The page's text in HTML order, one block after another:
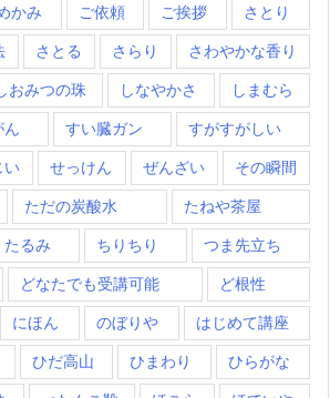
かみ ご依頼 ご挨拶 さとり
さとる さらり さわやかな香り
おみつの珠 しなやかさ しまむら
ん すい臓ガン すがすがしい
い せっけん ぜんざい その瞬間
ただの炭酸水 たねや茶屋
たるみ ちりちり つま先立ち
どなたでも受講可能 ど根性
にほん のぼりや はじめて講座
ひだ高山 ひまわり ひらがな